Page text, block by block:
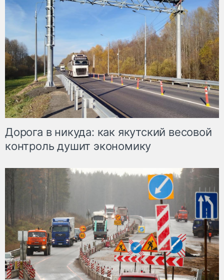
Дорога в никуда: как якутский весовой
контроль душит экономику